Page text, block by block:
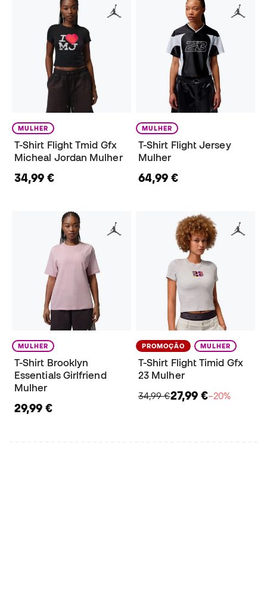
MULHER
T-Shirt Flight Tmid Gfx
Micheal Jordan Mulher
34,99 €
MULHER
T-Shirt Flight Jersey
Mulher
64,99 €
MULHER
T-Shirt Brooklyn
Essentials Girlfriend
Mulher
29,99 €
PROMOÇÃO MULHER
T-Shirt Flight Timid Gfx
23 Mulher
34,99 €27,99 €−20%